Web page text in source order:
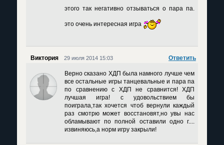
этого так негативно отзываться о пара па.
это очень интересная игра
Виктория Ответить
29 июля 2014 15:03
Верно сказано ХДП была намного лучше чем
все остальные игры танцевальные и пара па
по сравнению с ХДП не сравнится! ХДП
лучшая игра! с удовольствием бы
поиграла,так хочется чтоб вернули каждый
раз смотрю может восстановят,но увы нас
обламывают по полной оставили одно г....
извиняюсь,а норм игру закрыли!